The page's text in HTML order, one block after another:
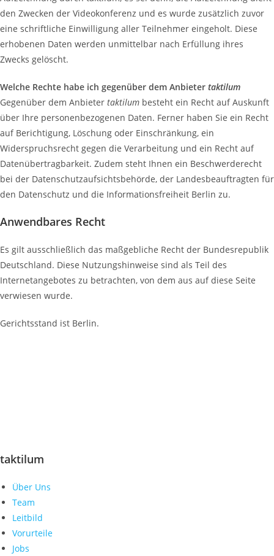
den Zwecken der Videokonferenz und es wurde zusätzlich zuvor
eine schriftliche Einwilligung aller Teilnehmer eingeholt. Diese
erhobenen Daten werden unmittelbar nach Erfüllung ihres
Zwecks gelöscht.
Welche Rechte habe ich gegenüber dem Anbieter taktilum
Gegenüber dem Anbieter taktilum besteht ein Recht auf Auskunft
über Ihre personenbezogenen Daten. Ferner haben Sie ein Recht
auf Berichtigung, Löschung oder Einschränkung, ein
Widerspruchsrecht gegen die Verarbeitung und ein Recht auf
Datenübertragbarkeit. Zudem steht Ihnen ein Beschwerderecht
bei der Datenschutzaufsichtsbehörde, der Landesbeauftragten für
den Datenschutz und die Informationsfreiheit Berlin zu.
Anwendbares Recht
Es gilt ausschließlich das maßgebliche Recht der Bundesrepublik
Deutschland. Diese Nutzungshinweise sind als Teil des
Internetangebotes zu betrachten, von dem aus auf diese Seite
verwiesen wurde.
Gerichtsstand ist Berlin.
taktilum
Über Uns
Team
Leitbild
Vorurteile
Jobs